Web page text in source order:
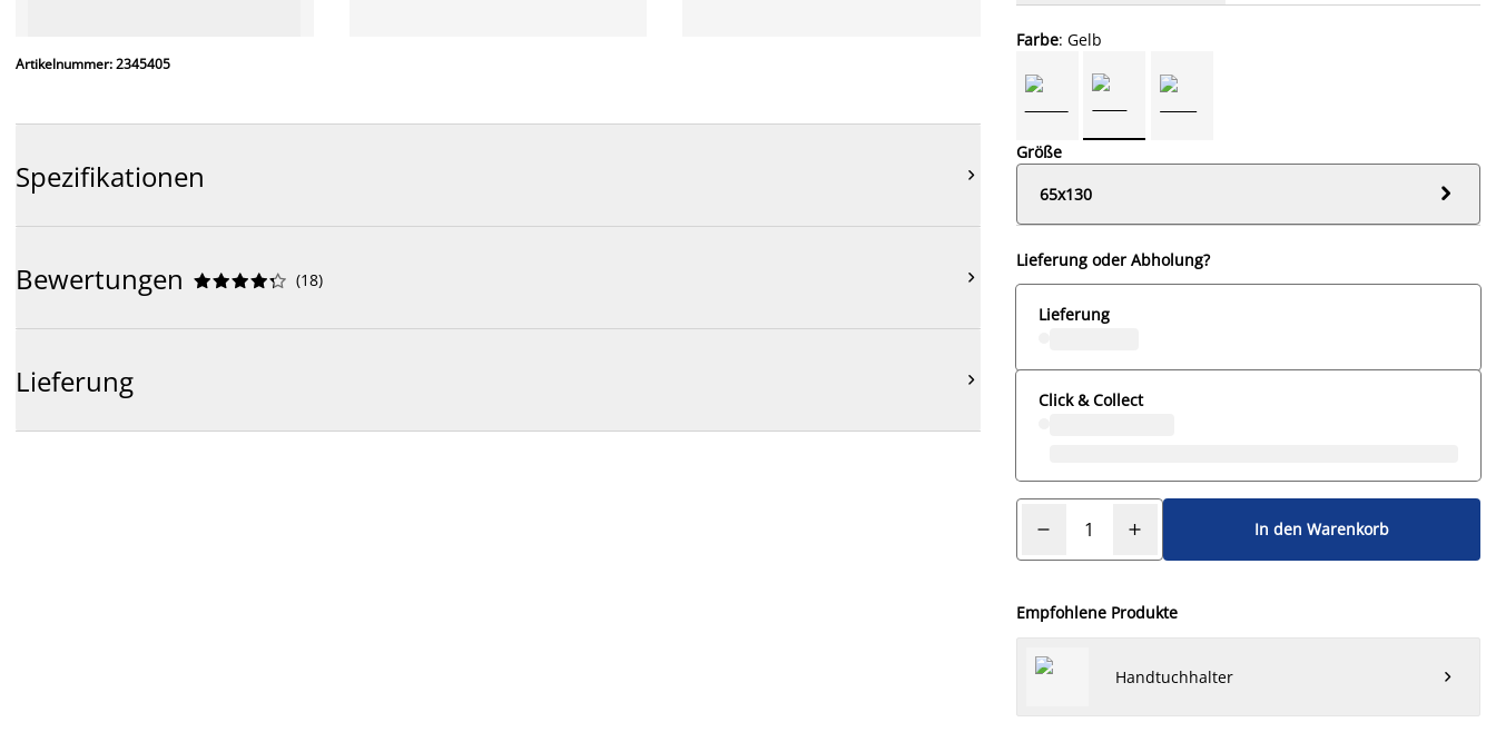
Artikelnummer: 2345405
Spezifikationen 
Bewertungen 




 (18) 
Lieferung 
Farbe: Gelb
Größe
65x130

Lieferung oder Abholung?
Lieferung
Click & Collect
In den Warenkorb
Empfohlene Produkte
Handtuchhalter 